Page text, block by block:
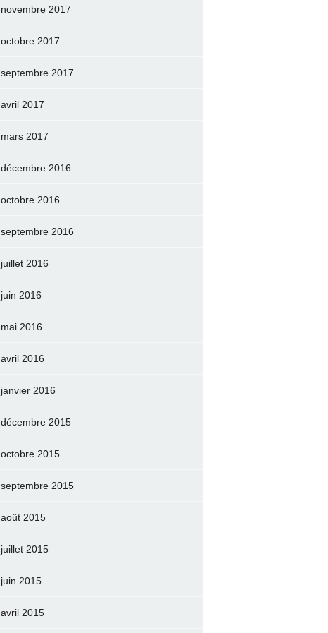
novembre 2017
octobre 2017
septembre 2017
avril 2017
mars 2017
décembre 2016
octobre 2016
septembre 2016
juillet 2016
juin 2016
mai 2016
avril 2016
janvier 2016
décembre 2015
octobre 2015
septembre 2015
août 2015
juillet 2015
juin 2015
avril 2015